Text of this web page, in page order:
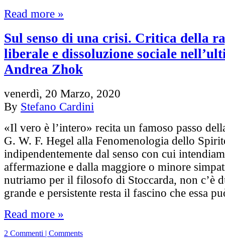
Read more »
Sul senso di una crisi. Critica della
liberale e dissoluzione sociale
Andrea Zhok
venerdì, 20 Marzo, 2020
By Stefano Cardini
«Il vero è l’intero» recita un famoso passo
G. W. F. Hegel alla Fenomenologia dello
indipendentemente dal senso con cui
affermazione e dalla maggiore o minore
nutriamo per il filosofo di Stoccarda, non c’è
grande e persistente resta il fascino che essa
Read more »
2 Commenti | Comments